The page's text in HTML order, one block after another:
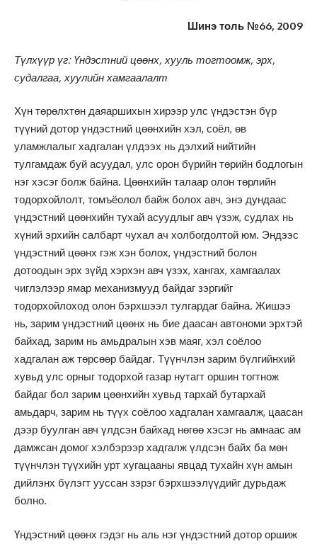
Шинэ толь №66, 2009
Түлхүүр үг: Үндэстний цөөнх, хууль тогтоомж, эрх,
судалгаа, хуулийн хамгаалалт
Хүн төрөлхтөн даяаршихын хирээр улс үндэстэн бүр
түүний дотор үндэстний цөөнхийн хэл, соёл, өв
уламжлалыг хадгалан үлдээх нь дэлхий нийтийн
тулгамдаж буй асуудал, улс орон бүрийн төрийн бодлогын
нэг хэсэг болж байна. Цөөнхийн талаар олон төрлийн
тодорхойлолт, томъёолол байж болох авч, энэ дундаас
үндэстний цөөнхийн тухай асуудлыг авч үзэж, судлах нь
хүний эрхийн салбарт чухал ач холбогдолтой юм. Эндээс
үндэстний цөөнх гэж хэн болох, үндэстний болон
дотоодын эрх зүйд хэрхэн авч үзэх, хангах, хамгаалах
чиглэлээр ямар механизмууд байдаг зэргийг
тодорхойлоход олон бэрхшээл тулгардаг байна. Жишээ
нь, зарим үндэстний цөөнх нь бие даасан автономи эрхтэй
байхад, зарим нь амьдралын хэв маяг, хэл соёлоо
хадгалан аж төрсөөр байдаг. Түүнчлэн зарим бүлгийнхий
хувьд улс орныг тодорхой газар нутагт оршин тогтнож
байдаг бол зарим цөөнхийн хувьд тархай бутархай
амьдарч, зарим нь түүх соёлоо хадгалан хамгаалж, цаасан
дээр буулган авч үлдсэн байхад нөгөө хэсэг нь амнаас ам
дамжсан домог хэлбэрээр хадгалж үлдсэн байх ба мөн
түүнчлэн түүхийн урт хугацааны явцад тухайн хүн амын
дийлэнх бүлэгт ууссан зэрэг бэрхшээлүүдийг дурьдаж
болно.
Үндэстний цөөнх гэдэг нь аль нэг үндэстний дотор оршиж